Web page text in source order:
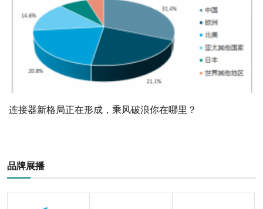
连接器新格局正在形成，乘风破浪你在哪里？
品牌展播